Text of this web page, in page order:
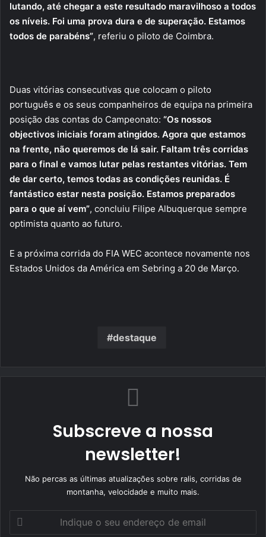
lutando, até chegar a este resultado maravilhoso a todos
os níveis. Foi uma prova dura e de superação. Estamos
todos de parabéns”, referiu o piloto de Coimbra.
Duas vitórias consecutivas que colocam o piloto
português e os seus companheiros de equipa na primeira
posição das contas do Campeonato: “Os nossos
objectivos iniciais foram atingidos. Agora que estamos
na frente, não queremos de lá sair. Faltam três corridas
para o final e vamos lutar pelas restantes vitórias. Tem
de dar certo, temos todas as condições reunidas. É
fantástico estar nesta posição. Estamos preparados
para o que aí vem”, concluiu Filipe Albuquerque sempre
optimista quanto ao futuro.
E a próxima corrida do FIA WEC acontece novamente nos
Estados Unidos da América em Sebring a 20 de Março.
destaque
Subscreve a nossa
newsletter!
Não percas as últimas atualizações sobre ralis, corridas de
montanha, velocidade e muito mais.